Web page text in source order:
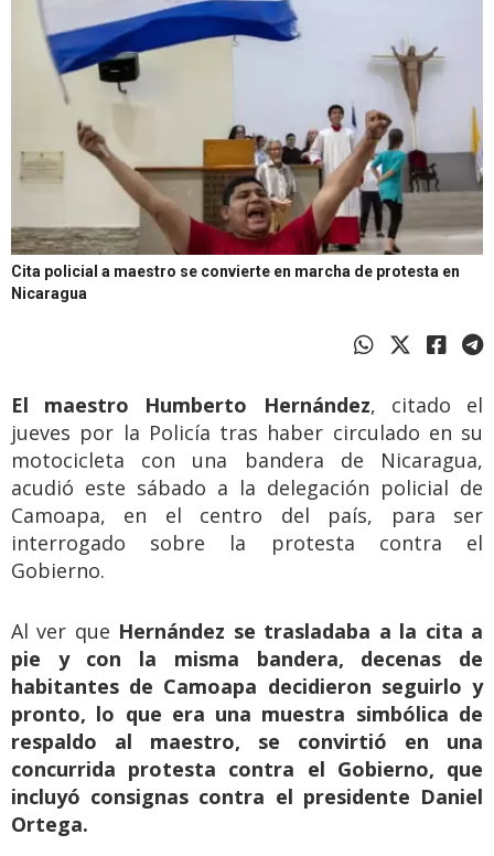
Cita policial a maestro se convierte en marcha de protesta en
Nicaragua
El maestro Humberto Hernández, citado el
jueves por la Policía tras haber circulado en su
motocicleta con una bandera de Nicaragua,
acudió este sábado a la delegación policial de
Camoapa, en el centro del país, para ser
interrogado sobre la protesta contra el
Gobierno.
Al ver que Hernández se trasladaba a la cita a
pie y con la misma bandera, decenas de
habitantes de Camoapa decidieron seguirlo y
pronto, lo que era una muestra simbólica de
respaldo al maestro, se convirtió en una
concurrida protesta contra el Gobierno, que
incluyó consignas contra el presidente Daniel
Ortega.